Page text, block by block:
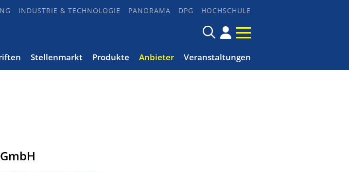
INDUSTRIE & TECHNOLOGIE PANORAMA DPG HOCHSCHULE
Stellenmarkt Produkte Anbieter Veranstaltungen